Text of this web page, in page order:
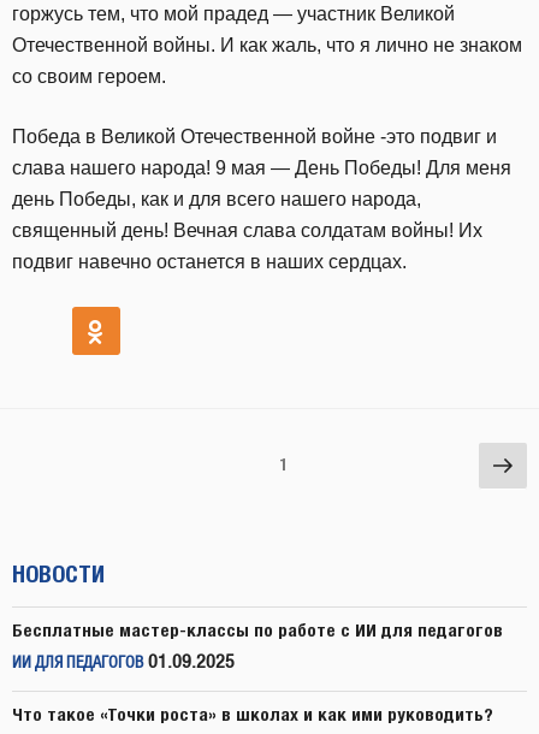
горжусь тем, что мой прадед — участник Великой
Отечественной войны. И как жаль, что я лично не знаком
со своим героем.
Победа в Великой Отечественной войне -это подвиг и
слава нашего народа! 9 мая — День Победы! Для меня
день Победы, как и для всего нашего народа,
священный день! Вечная слава солдатам войны! Их
подвиг навечно останется в наших сердцах.
1
НОВОСТИ
Бесплатные мастер-классы по работе с ИИ для педагогов
ИИ ДЛЯ ПЕДАГОГОВ 01.09.2025
Что такое «Точки роста» в школах и как ими руководить?